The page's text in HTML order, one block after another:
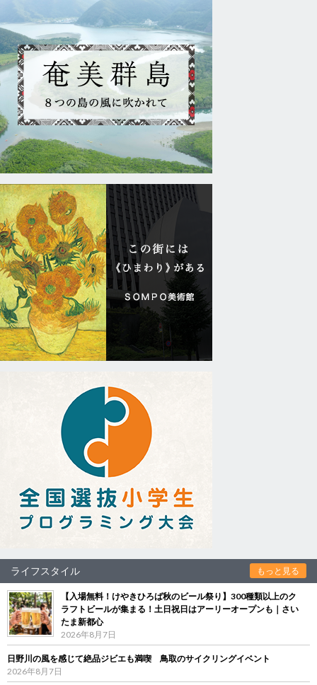
ライフスタイル もっと見る
【入場無料！けやきひろば秋のビール祭り】300種類以上のク
ラフトビールが集まる！土日祝日はアーリーオープンも｜さい
たま新都心
2026年8月7日
日野川の風を感じて絶品ジビエも満喫 鳥取のサイクリングイベント
2026年8月7日